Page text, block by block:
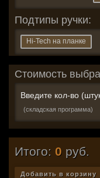
Подтипы ручки:
Hi-Tech на планке
Стоимость
Введите кол-во
(складская программа)
Итого: 0 руб.
Добавить в корзину